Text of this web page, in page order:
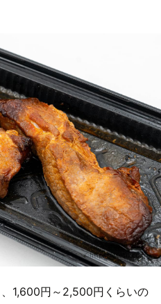
1,600円～2,500円くらいの